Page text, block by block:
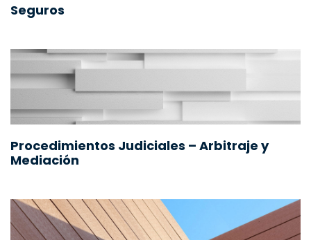
Seguros
Procedimientos Judiciales – Arbitraje y
Mediación